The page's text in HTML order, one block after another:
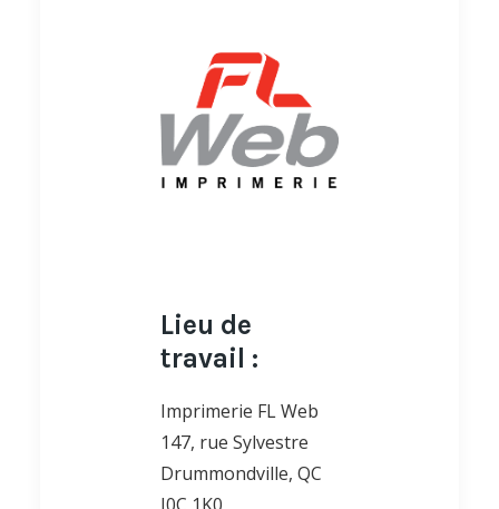
Lieu de
travail :
Imprimerie FL Web
147, rue Sylvestre
Drummondville, QC